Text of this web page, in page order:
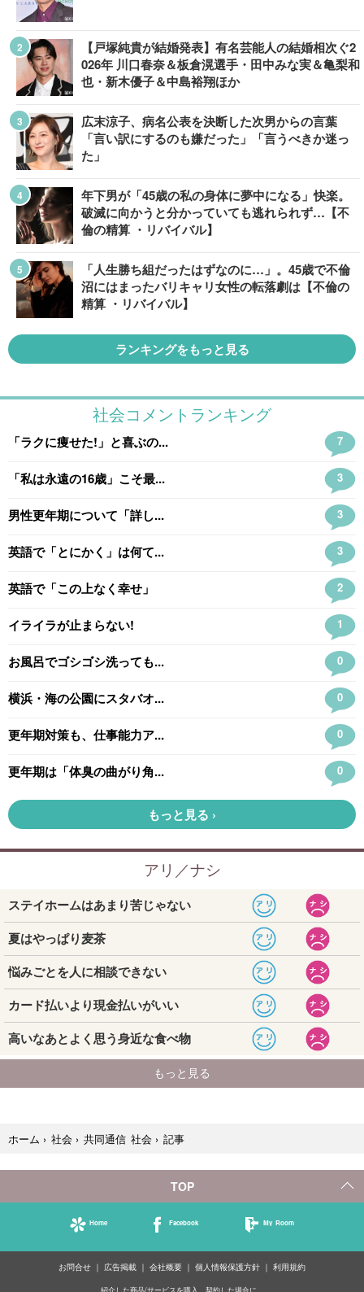
【戸塚純貴が結婚発表】有名芸能人の結婚相次ぐ2
026年 川口春奈＆板倉滉選手・田中みな実＆亀梨和
也・新木優子＆中島裕翔ほか
広末涼子、病名公表を決断した次男からの言葉
「言い訳にするのも嫌だった」「言うべきか迷っ
た」
年下男が「45歳の私の身体に夢中になる」快楽。
破滅に向かうと分かっていても逃れられず…【不
倫の精算 ・リバイバル】
「人生勝ち組だったはずなのに…」。45歳で不倫
沼にはまったバリキャリ女性の転落劇は【不倫の
精算 ・リバイバル】
ランキングをもっと見る
ホーム › 社会 › 共同通信 社会 › 記事
TOP
Home Facebook My Room
お問合せ 広告掲載 会社概要 個人情報保護方針 利用規約